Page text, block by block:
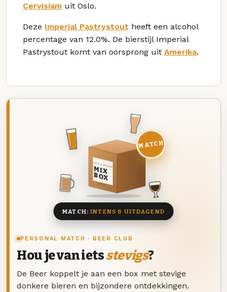
Cervisiam uit Oslo.
Deze Imperial Pastrystout heeft een alcohol
percentage van 12.0%. De bierstijl Imperial
Pastrystout komt van oorsprong uit Amerika.
PERSONAL MATCH · BEER CLUB
Hou je van ietsstevigs?
De Beer koppelt je aan een box met stevige
donkere bieren en bijzondere ontdekkingen.
DEZE MAAND
MIX
BOX
8 BIEREN
MATCH
MATCH:INTENS & UITDAGEND